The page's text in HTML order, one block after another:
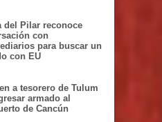
del Pilar reconoce
con
para buscar un
con EU
a tesorero de Tulum
armado al
de Cancún